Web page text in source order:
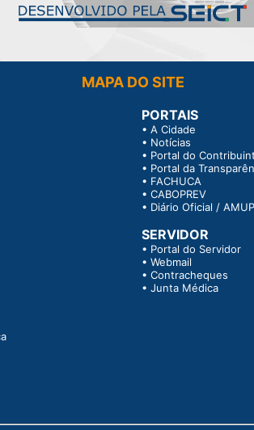
MAPA DO SITE
PORTAIS
•A Cidade
• Notícias
• Portal do
• Portal da
• FACHUCA
•CABOPREV
• Diário Oficial /
SERVIDOR
• Portal do Servidor
•Webmail
•Contracheques
•Junta Médica